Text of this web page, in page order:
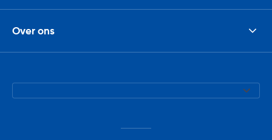
Over ons